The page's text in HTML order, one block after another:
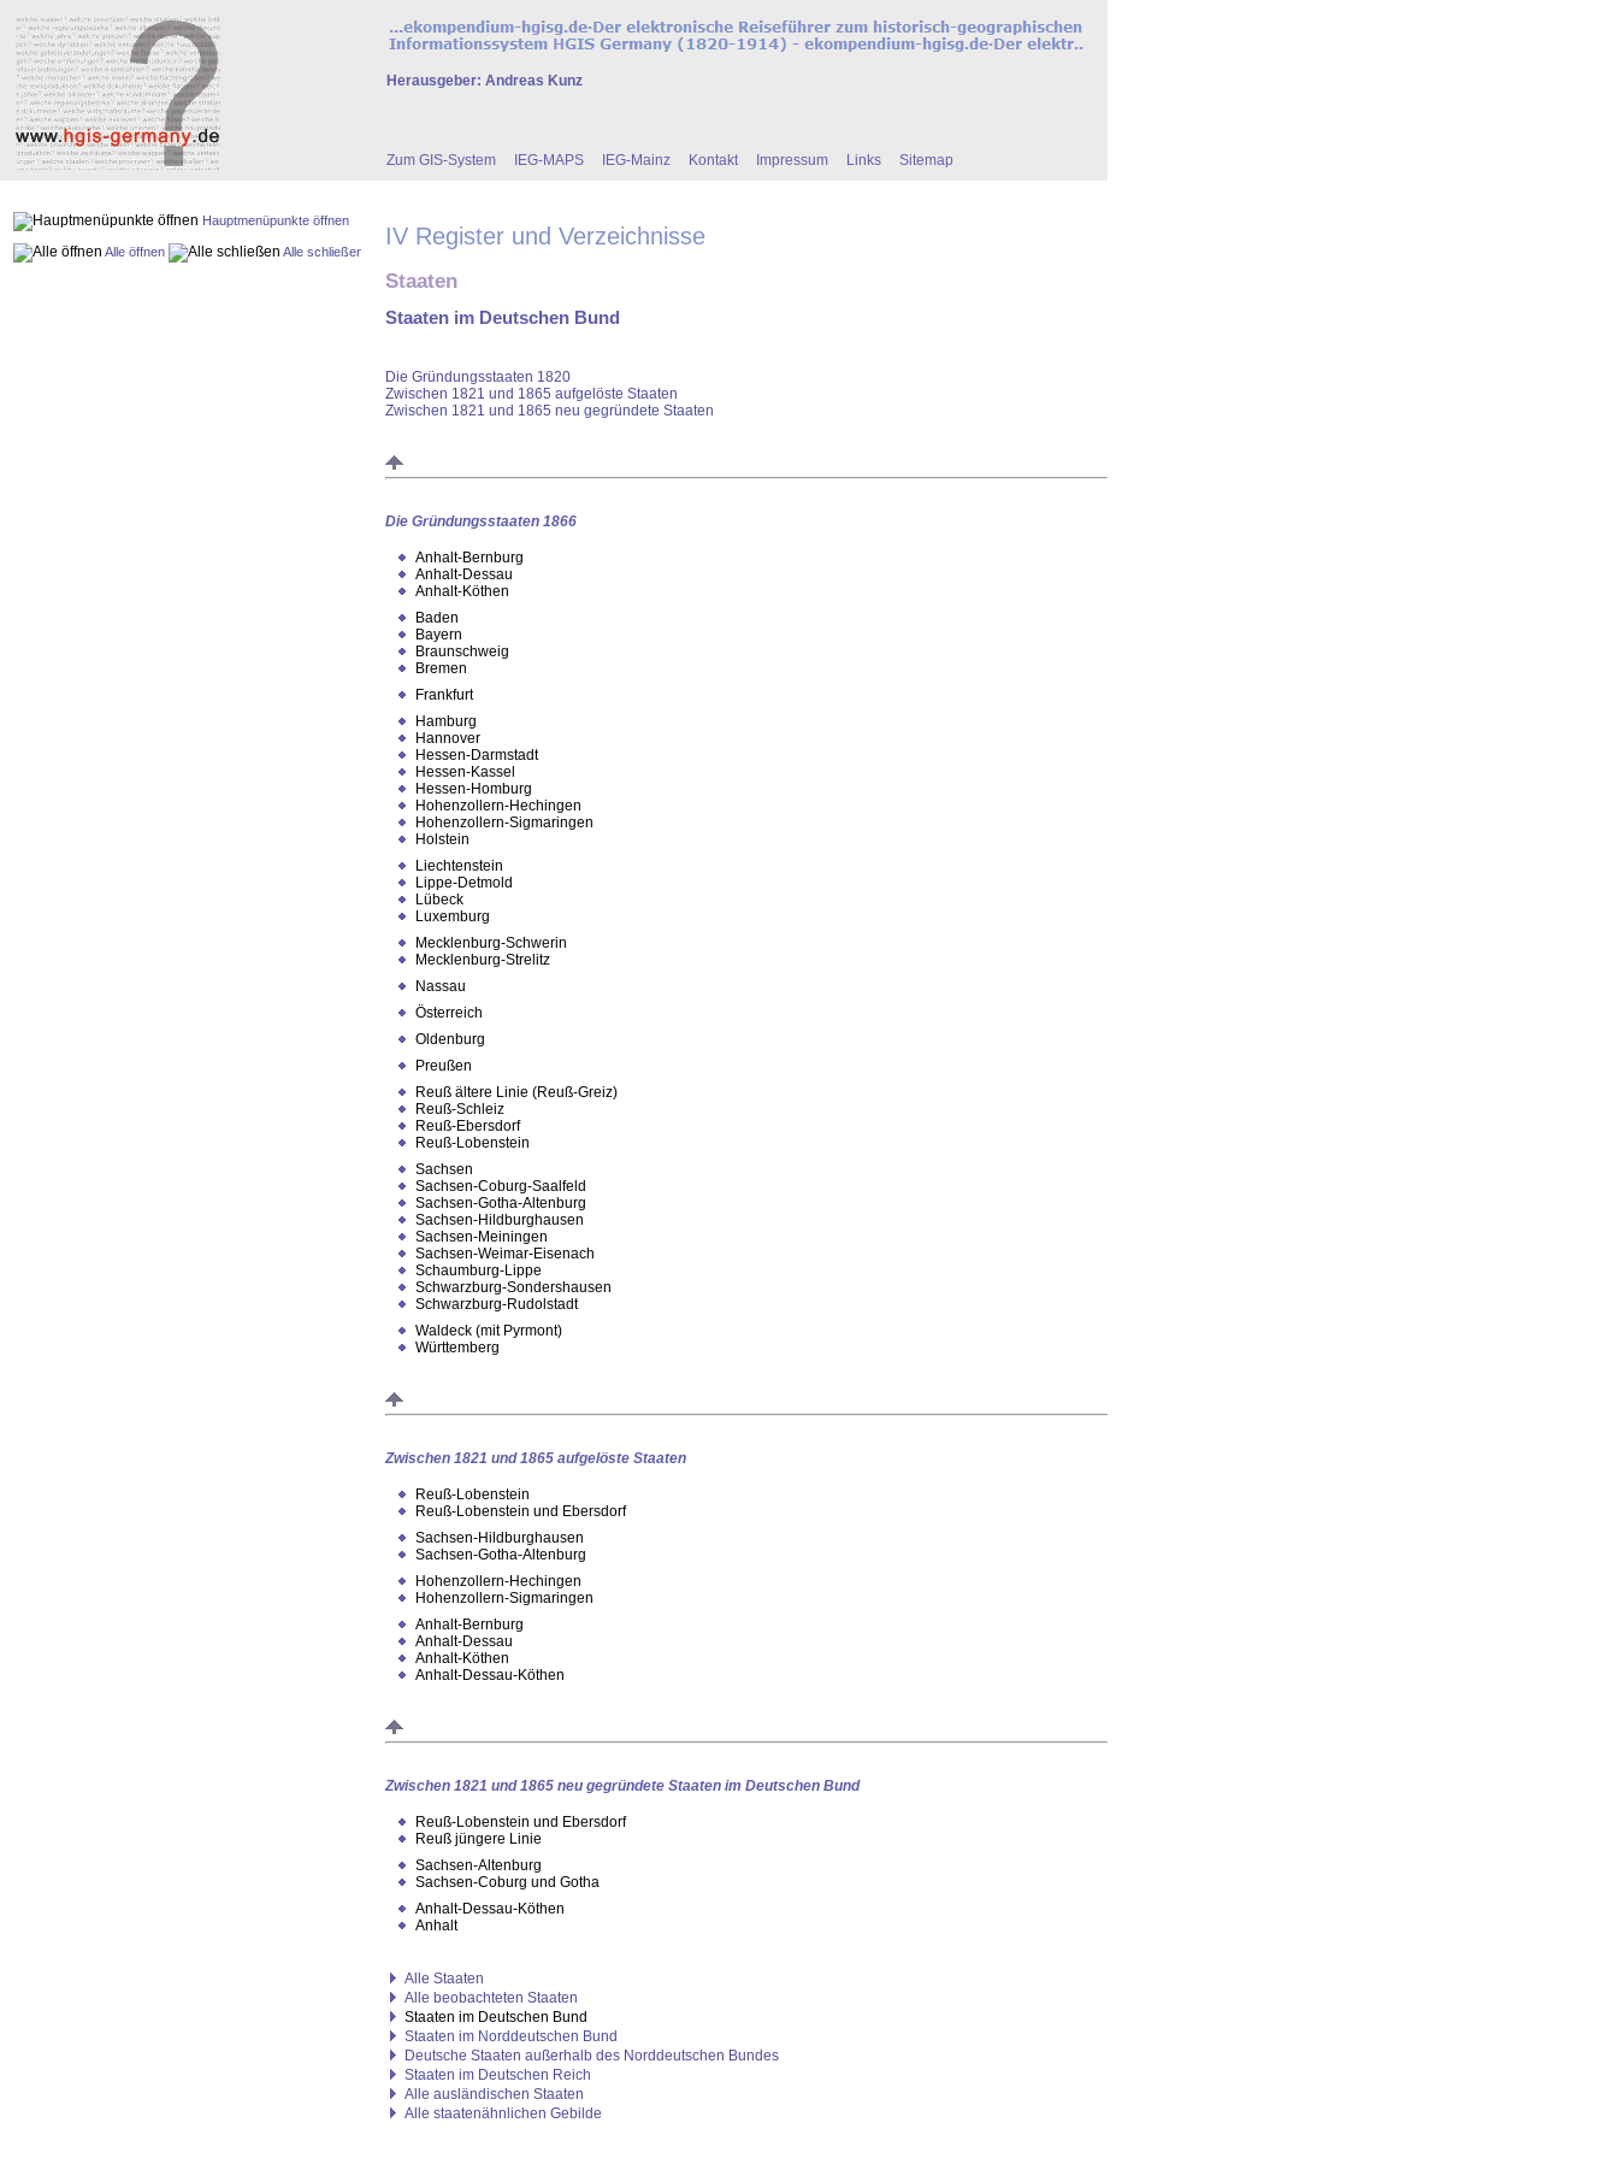
Herausgeber: Andreas Kunz
Zum GIS-System IEG-MAPS IEG-Mainz Kontakt Impressum Links Sitemap
Hauptmenüpunkte öffnen
Alle öffnen Alle schließen
IV Register und Verzeichnisse
Staaten
Staaten im Deutschen Bund
Die Gründungsstaaten 1820
Zwischen 1821 und 1865 aufgelöste Staaten
Zwischen 1821 und 1865 neu gegründete Staaten
Die Gründungsstaaten 1866
Anhalt-Bernburg
Anhalt-Dessau
Anhalt-Köthen
Baden
Bayern
Braunschweig
Bremen
Frankfurt
Hamburg
Hannover
Hessen-Darmstadt
Hessen-Kassel
Hessen-Homburg
Hohenzollern-Hechingen
Hohenzollern-Sigmaringen
Holstein
Liechtenstein
Lippe-Detmold
Lübeck
Luxemburg
Mecklenburg-Schwerin
Mecklenburg-Strelitz
Nassau
Österreich
Oldenburg
Preußen
Reuß ältere Linie (Reuß-Greiz)
Reuß-Schleiz
Reuß-Ebersdorf
Reuß-Lobenstein
Sachsen
Sachsen-Coburg-Saalfeld
Sachsen-Gotha-Altenburg
Sachsen-Hildburghausen
Sachsen-Meiningen
Sachsen-Weimar-Eisenach
Schaumburg-Lippe
Schwarzburg-Sondershausen
Schwarzburg-Rudolstadt
Waldeck (mit Pyrmont)
Württemberg
Zwischen 1821 und 1865 aufgelöste Staaten
Reuß-Lobenstein
Reuß-Lobenstein und Ebersdorf
Sachsen-Hildburghausen
Sachsen-Gotha-Altenburg
Hohenzollern-Hechingen
Hohenzollern-Sigmaringen
Anhalt-Bernburg
Anhalt-Dessau
Anhalt-Köthen
Anhalt-Dessau-Köthen
Zwischen 1821 und 1865 neu gegründete Staaten im Deutschen Bund
Reuß-Lobenstein und Ebersdorf
Reuß jüngere Linie
Sachsen-Altenburg
Sachsen-Coburg und Gotha
Anhalt-Dessau-Köthen
Anhalt
Alle Staaten
Alle beobachteten Staaten
Staaten im Deutschen Bund
Staaten im Norddeutschen Bund
Deutsche Staaten außerhalb des Norddeutschen Bundes
Staaten im Deutschen Reich
Alle ausländischen Staaten
Alle staatenähnlichen Gebilde